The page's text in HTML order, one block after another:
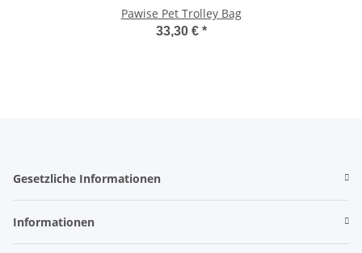
Pawise Pet Trolley Bag
33,30 € *
Gesetzliche Informationen
Informationen